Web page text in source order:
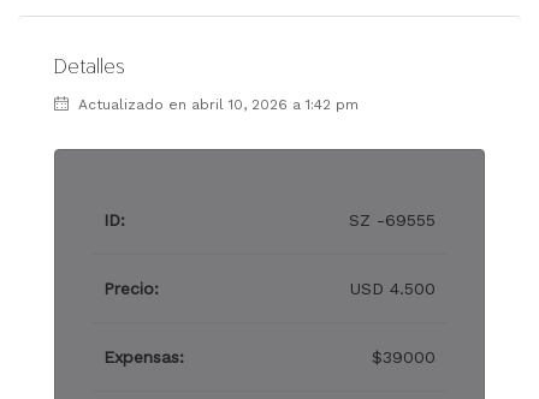
Detalles
Actualizado en abril 10, 2026 a 1:42 pm
ID: SZ -69555
Precio: USD 4.500
Expensas: $39000